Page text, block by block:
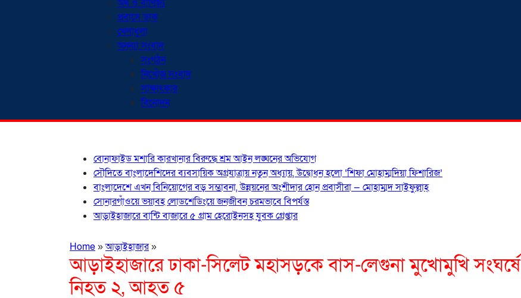
অর্থ ও বাণিজ্য
প্রবাসে ডাক
খেলাধুলা
অনন্যা সংবাদ
সংগঠন
নিখোঁজ সংবাদ
সাক্ষাৎকার
বিনোদন
বোনাফাইড মশারি কারখানার বিরুদ্ধে শ্রম আইন লঙ্ঘনের অভিযোগ
সৌদিতে বাংলাদেশিদের ব্যবসায়িক অগ্রযাত্রায় নতুন অধ্যায়, উদ্বোধন হলো ‘শিফা মোহাম্মদিয়া ফিশারিজ’
বাংলাদেশে এখন বিনিয়োগের বড় সম্ভাবনা, উন্নয়নের অংশীদার হোন প্রবাসীরা — মোহাম্মদ সাইফুল্লাহ্
সোনারগাঁওয়ে ভয়াবহ লোডশেডিংয়ে জনজীবন চরমভাবে বিপর্যস্ত
আড়াইহাজারে বান্টি বাজারে ৫ গ্রাম হেরোইনসহ যুবক গ্রেপ্তার
Home»আড়াইহাজার»
আড়াইহাজারে ঢাকা-সিলেট মহাসড়কে বাস-লেগুনা মুখোমুখি সংঘর্ষে
নিহত ২, আহত ৫